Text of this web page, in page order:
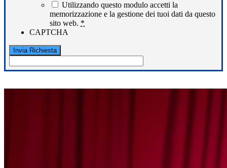
Utilizzando questo modulo accetti la
memorizzazione e la gestione dei tuoi dati da questo
sito web. *
CAPTCHA